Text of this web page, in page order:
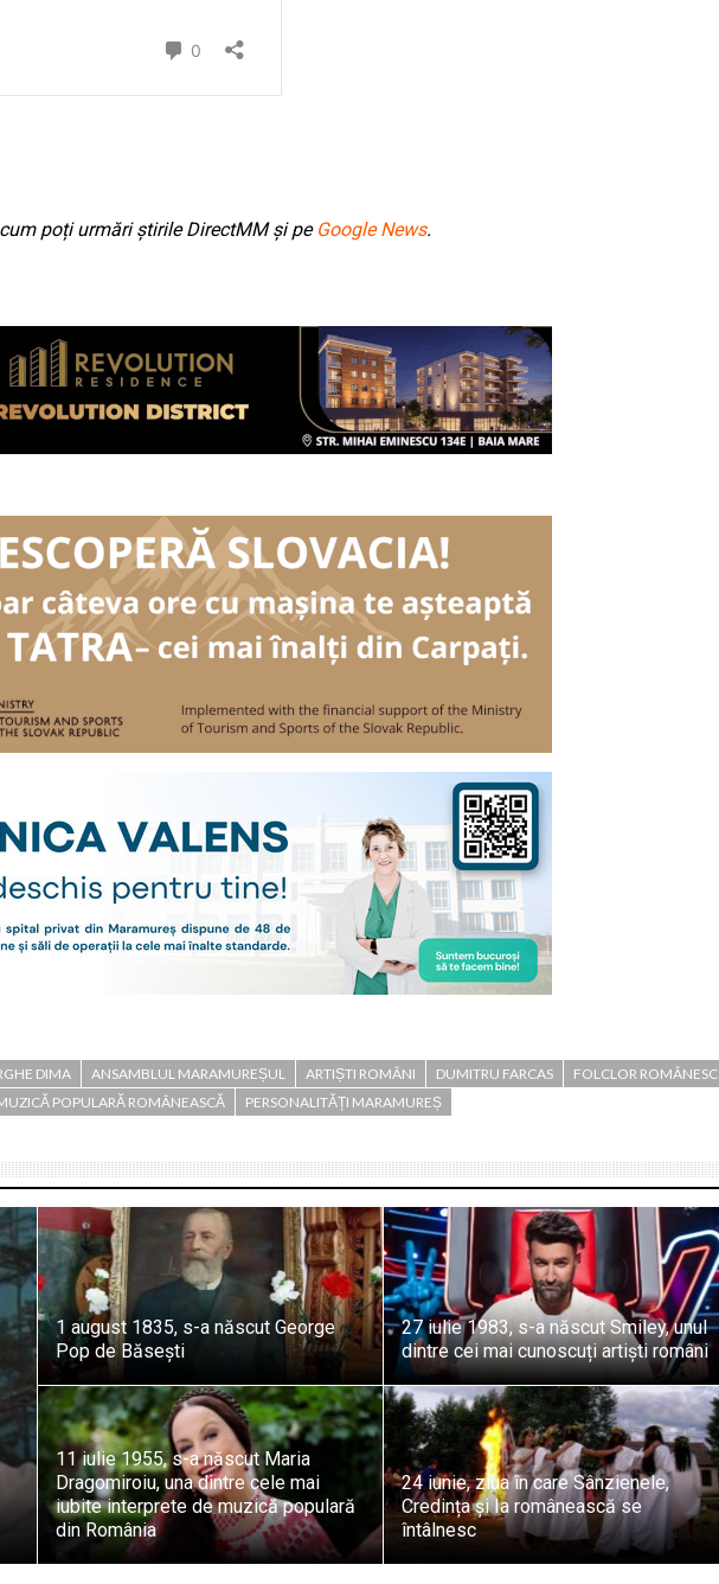
poți urmări știrile DirectMM și pe Google News.
DIMA ANSAMBLUL MARAMUREȘUL ARTIȘTI ROMÂNI DUMITRU FARCAS
FOLCLOR ROMÂNESC
POPULARĂ ROMÂNEASCĂ PERSONALITĂȚI MARAMUREȘ
1 august 1835, s-a născut George
Pop de Băsești
27 iulie 1983, s-a născut Smiley, unul
dintre cei mai cunoscuți artiști români
11 iulie 1955, s-a născut Maria
Dragomiroiu, una dintre cele mai
iubite interprete de muzică populară
din România
24 iunie, ziua în care Sânzienele,
Credința și Ia românească se
întâlnesc